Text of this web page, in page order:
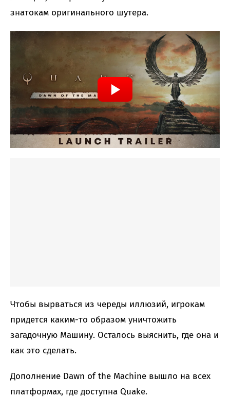
знатокам оригинального шутера.
Чтобы вырваться из череды иллюзий, игрокам
придется каким-то образом уничтожить
загадочную Машину. Осталось выяснить, где она и
как это сделать.
Дополнение Dawn of the Machine вышло на всех
платформах, где доступна Quake.